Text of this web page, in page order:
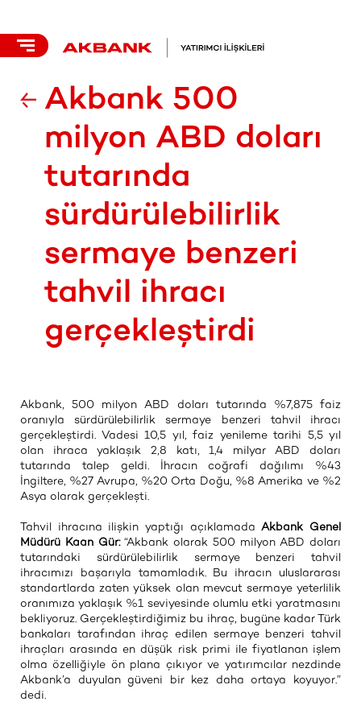
Akbank 500
milyon ABD doları
tutarında
sürdürülebilirlik
sermaye benzeri
tahvil ihracı
gerçekleştirdi
Akbank, 500 milyon ABD doları tutarında %7,875 faiz
oranıyla sürdürülebilirlik sermaye benzeri tahvil ihracı
gerçekleştirdi. Vadesi 10,5 yıl, faiz yenileme tarihi 5,5 yıl
olan ihraca yaklaşık 2,8 katı, 1,4 milyar ABD doları
tutarında talep geldi. İhracın coğrafi dağılımı %43
İngiltere, %27 Avrupa, %20 Orta Doğu, %8 Amerika ve %2
Asya olarak gerçekleşti.
Tahvil ihracına ilişkin yaptığı açıklamadaAkbank Genel
Müdürü Kaan Gür:“Akbank olarak 500 milyon ABD doları
tutarındaki sürdürülebilirlik sermaye benzeri tahvil
ihracımızı başarıyla tamamladık. Bu ihracın uluslararası
standartlarda zaten yüksek olan mevcut sermaye yeterlilik
oranımıza yaklaşık %1 seviyesinde olumlu etki yaratmasını
bekliyoruz. Gerçekleştirdiğimiz bu ihraç, bugüne kadar Türk
bankaları tarafından ihraç edilen sermaye benzeri tahvil
ihraçları arasında en düşük risk primi ile fiyatlanan işlem
olma özelliğiyle ön plana çıkıyor ve yatırımcılar nezdinde
Akbank’a duyulan güveni bir kez daha ortaya koyuyor.”
dedi.